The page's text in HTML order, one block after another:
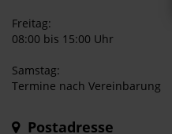
Freitag:
08:00 bis 15:00 Uhr
Samstag:
Termine nach Vereinbarung
Postadresse